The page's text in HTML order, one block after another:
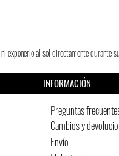
exponerlo al sol directamente durante
INFORMACIÓN
Preguntas
Cambios y
Envío